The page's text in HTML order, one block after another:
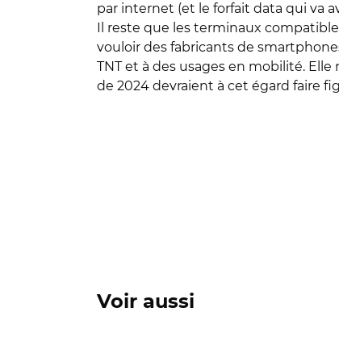
par internet (et le forfait data qui va
Il reste que les terminaux
vouloir des fabricants de
TNT et à des usages en mobilité.
de 2024 devraient à cet égard faire
Voir aussi